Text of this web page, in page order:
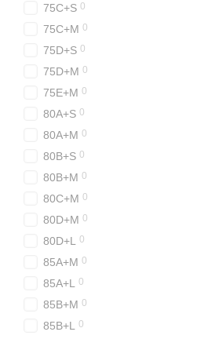
75C+S 0
75C+M 0
75D+S 0
75D+M 0
75E+M 0
80A+S 0
80A+M 0
80B+S 0
80B+M 0
80C+M 0
80D+M 0
80D+L 0
85A+M 0
85A+L 0
85B+M 0
85B+L 0